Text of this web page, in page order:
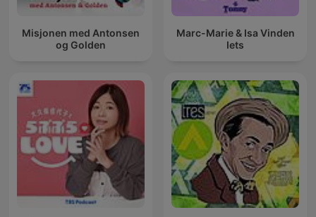
Misjonen med Antonsen
og Golden
Marc-Marie & Isa Vinden
Iets